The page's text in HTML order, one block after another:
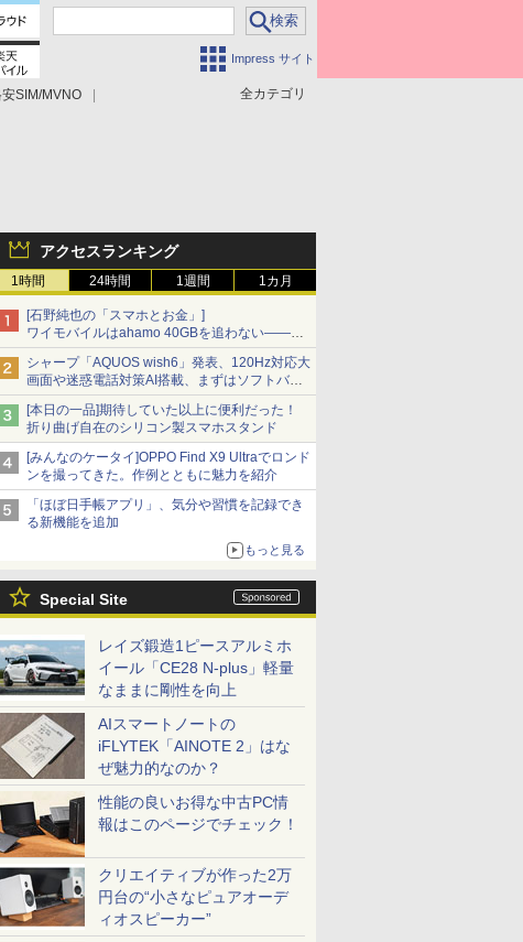
Impress サイト
全カテゴリ
SIM/MVNO
アクセスランキング
1時間 24時間 1週間 1カ月
[石野純也の「スマホとお金」]
ワイモバイルはahamo 40GBを追わない――単
身向け「超おトク割」の安さと1年限定の注意
点
シャープ「AQUOS wish6」発表、120Hz対応大
画面や迷惑電話対策AI搭載、まずはソフトバン
クの法人向け
[本日の一品]期待していた以上に便利だった！
折り曲げ自在のシリコン製スマホスタンド
[みんなのケータイ]OPPO Find X9 Ultraでロンド
ンを撮ってきた。作例とともに魅力を紹介
「ほぼ日手帳アプリ」、気分や習慣を記録でき
る新機能を追加
もっと見る
Special Site
レイズ鍛造1ピースアルミホ
イール「CE28 N-plus」軽量
なままに剛性を向上
AIスマートノートの
iFLYTEK「AINOTE 2」はな
ぜ魅力的なのか？
性能の良いお得な中古PC情
報はこのページでチェック！
クリエイティブが作った2万
円台の“小さなピュアオーデ
ィオスピーカー”